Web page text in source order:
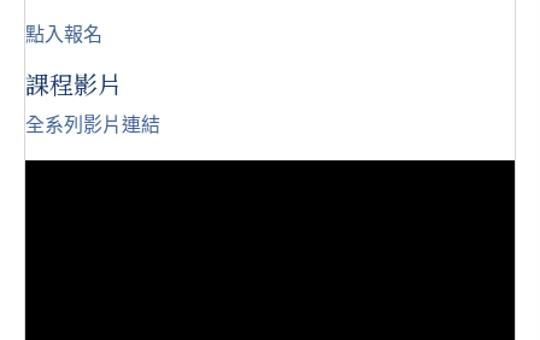
點入報名
課程影片
全系列影片連結